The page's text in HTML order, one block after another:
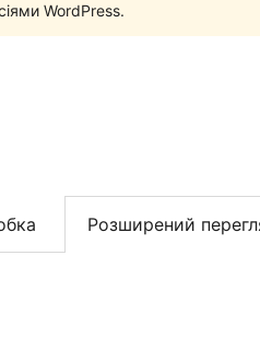
WordPress.
Розширений